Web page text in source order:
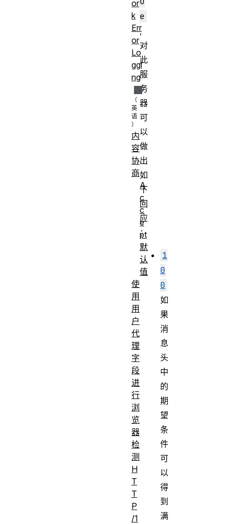
e
,
对
此
服
务
器
可
以
做
出
如
下
回
应
：
1
0
0
如
果
消
息
头
中
的
期
望
条
件
可
以
得
到
满
or
k
Err
or
Lo
ggi
ng
内
容
协
商
A
c
c
e
pt
默
认
值
使
用
用
户
代
理
字
段
进
行
浏
览
器
检
测
H
T
T
P
/1